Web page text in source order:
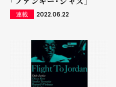
連載 2022.06.22